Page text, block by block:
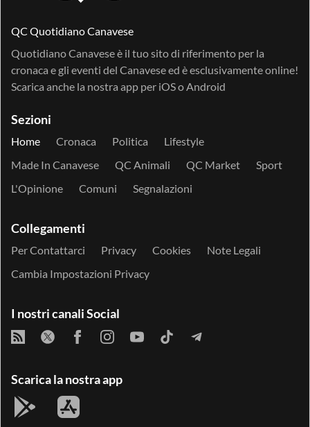
QC Quotidiano Canavese
Quotidiano Canavese è il tuo sito di riferimento per la
cronaca e gli eventi del Canavese ed è esclusivamente online!
Scarica anche la nostra app per iOSoAndroid
Sezioni
Home Cronaca Politica
Lifestyle
Made In Canavese
QC Animali QC Market
Sport
L'Opinione
Comuni Segnalazioni
Collegamenti
Per Contattarci Privacy Cookies
Note Legali
Cambia Impostazioni Privacy
I nostri canali Social
Scarica la nostra app